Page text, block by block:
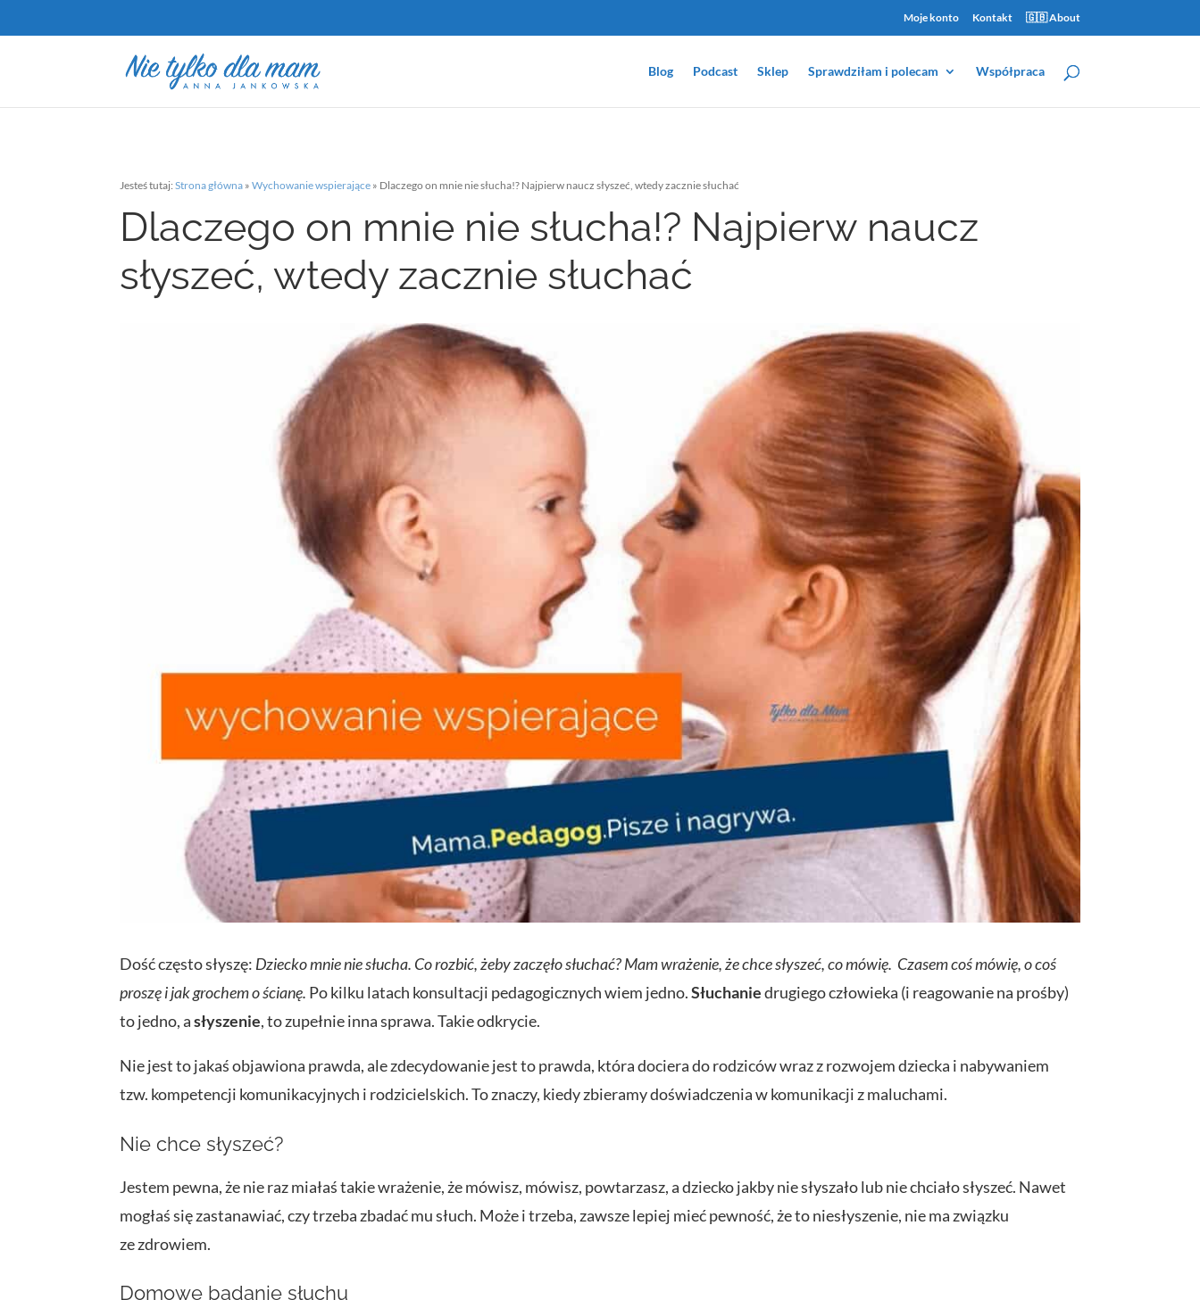
Moje konto Kontakt 🇬🇧 About
Blog Podcast Sklep Sprawdziłam i polecam Współpraca
Jesteś tutaj:Strona główna »Wychowanie wspierające » Dlaczego on mnie nie słucha!? Najpierw naucz słyszeć, wtedy zacznie słuchać
Dlaczego on mnie nie słucha!? Najpierw naucz
słyszeć, wtedy zacznie słuchać
Dość często słyszę: Dziecko mnie nie słucha. Corozbić, żebyzaczęło słuchać? Mam wrażenie, że chce słyszeć, co mówię. Czasem coś mówię, o coś
proszę i jak grochem o ścianę. Po kilku latach konsultacji pedagogicznych wiem jedno.Słuchaniedrugiego człowieka (i reagowanie na prośby)
to jedno, asłyszenie, to zupełnie inna sprawa. Takie odkrycie.
Nie jest to jakaś objawiona prawda, ale zdecydowanie jest to prawda, która dociera do rodziców wraz z rozwojem dziecka i nabywaniem
tzw. kompetencji komunikacyjnych i rodzicielskich. To znaczy, kiedy zbieramy doświadczenia w komunikacji z maluchami.
Nie chce słyszeć?
Jestem pewna, że nie raz miałaś takie wrażenie, że mówisz, mówisz, powtarzasz, a dziecko jakby nie słyszało lub nie chciało słyszeć. Nawet
mogłaś sięzastanawiać, czy trzeba zbadać mu słuch. Może i trzeba, zawsze lepiej mieć pewność, że to niesłyszenie, nie ma związku
ze zdrowiem.
Domowe badanie słuchu